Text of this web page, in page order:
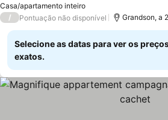
Casa/apartamento inteiro
/ Pontuação não disponível Grandson, a
Selecione as datas para ver os
exatos.